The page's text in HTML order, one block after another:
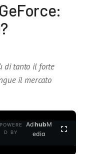
di tanto il forte
il mercato
POWERE
D BY
AdhubM
edia